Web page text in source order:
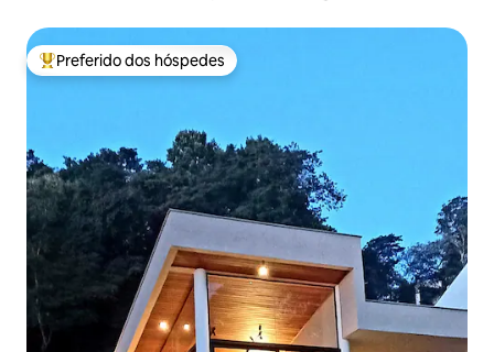
Entre os melhores preferidos dos hóspedes
Preferido dos hóspedes